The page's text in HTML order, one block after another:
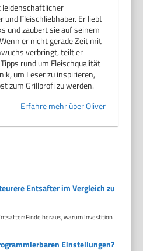
leidenschaftlicher
und Fleischliebhaber. Er liebt
und zaubert sie auf seinem
er nicht gerade Zeit mit
verbringt, teilt er
rund um Fleischqualität
um Leser zu inspirieren,
zum Grillprofi zu werden.
Erfahre mehr über Oliver
Entsafter im Vergleich zu
Finde heraus, warum Investition
Einstellungen?